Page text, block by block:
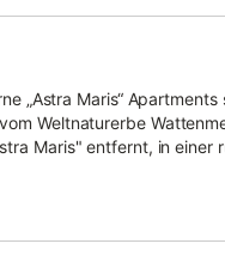
„Astra Maris“
Die Apartments finden Sie im Föhrer Weg, nur
Maris" entfernt, in
Bäder und
ist voll ausgestattet und bieten neben